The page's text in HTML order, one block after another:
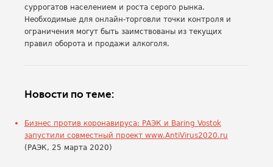
суррогатов населением и роста серого рынка.
Необходимые для онлайн-торговли точки контроля и
ограничения могут быть заимствованы из текущих
правил оборота и продажи алкоголя.
Новости по теме:
Бизнес против коронавируса: РАЭК и Baring Vostok
запустили совместный проект www.AntiVirus2020.ru
(РАЭК, 25 марта 2020)